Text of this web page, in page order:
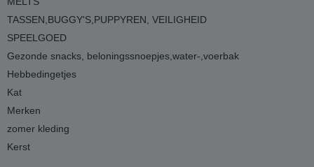
TASSEN,BUGGY'S,PUPPYREN, VEILIGHEID
SPEELGOED
Gezonde snacks, beloningssnoepjes,water-,voerbak
Hebbedingetjes
Kat
Merken
zomer kleding
Kerst